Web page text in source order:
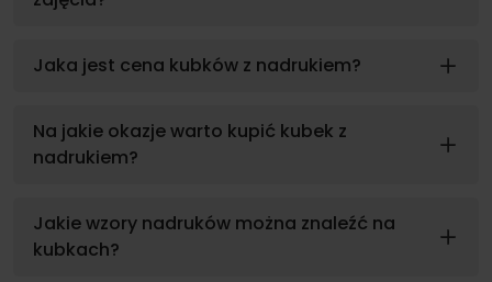
Jaka jest cena kubków z nadrukiem?
Na jakie okazje warto kupić kubek z
nadrukiem?
Jakie wzory nadruków można znaleźć na
kubkach?